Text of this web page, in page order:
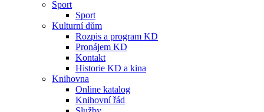
Sport
Sport
Kulturní dům
Rozpis a program KD
Pronájem KD
Kontakt
Historie KD a kina
Knihovna
Online katalog
Knihovní řád